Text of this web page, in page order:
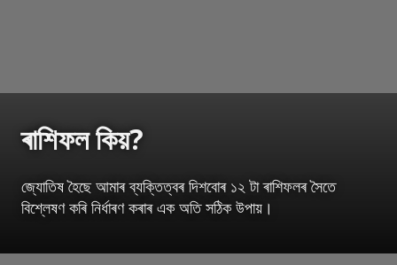
ৰাশিফল কিয়?
জ্যোতিষ হৈছে আমাৰ ব্যক্তিত্বৰ দিশবোৰ ১২ টা ৰাশিফলৰ সৈতে
বিশ্লেষণ কৰি নিৰ্ধাৰণ কৰাৰ এক অতি সঠিক উপায়।